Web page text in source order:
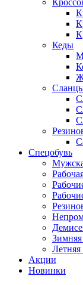
Кеды
Спецобувь
Зимняя
Летняя
Акции
Новинки